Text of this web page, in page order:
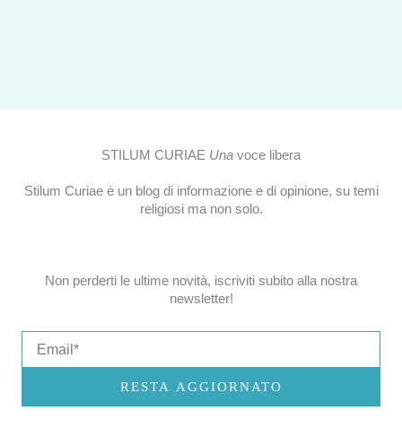
STILUM CURIAE Una voce libera
Stilum Curiae è un blog di informazione e di opinione, su temi
religiosi ma non solo.
Non perderti le ultime novità, iscriviti subito alla nostra
newsletter!
RESTA AGGIORNATO